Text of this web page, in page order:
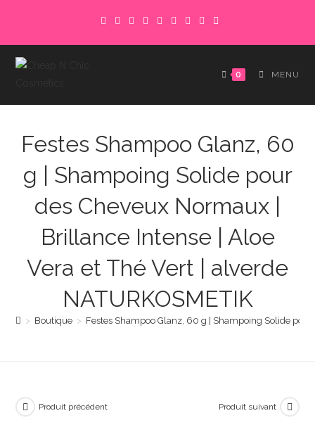
content
0 MENU
Festes Shampoo Glanz, 60
g | Shampoing Solide pour
des Cheveux Normaux |
Brillance Intense | Aloe
Vera et Thé Vert | alverde
NATURKOSMETIK
> Boutique > Festes Shampoo Glanz, 60 g | Shampoing Solide
Produit précédent Produit suivant